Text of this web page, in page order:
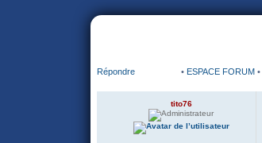
Répondre • ESPACE FORUM •
tito76